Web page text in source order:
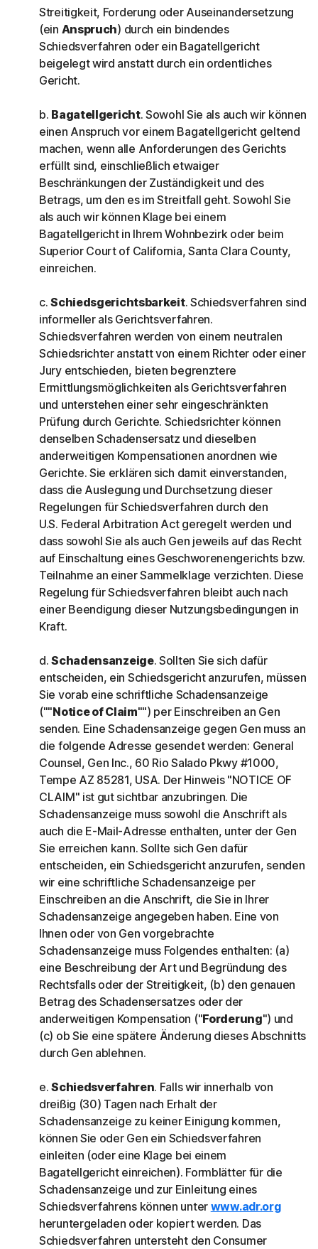
Streitigkeit, Forderung oder Auseinandersetzung
(ein Anspruch) durch ein bindendes
Schiedsverfahren oder ein Bagatellgericht
beigelegt wird anstatt durch ein ordentliches
Gericht.
b. Bagatellgericht. Sowohl Sie als auch wir können
einen Anspruch vor einem Bagatellgericht geltend
machen, wenn alle Anforderungen des Gerichts
erfüllt sind, einschließlich etwaiger
Beschränkungen der Zuständigkeit und des
Betrags, um den es im Streitfall geht. Sowohl Sie
als auch wir können Klage bei einem
Bagatellgericht in Ihrem Wohnbezirk oder beim
Superior Court of California, Santa Clara County,
einreichen.
c.Schiedsgerichtsbarkeit. Schiedsverfahren sind
informeller als Gerichtsverfahren.
Schiedsverfahren werden von einem neutralen
Schiedsrichter anstatt von einem Richter oder einer
Jury entschieden, bieten begrenztere
Ermittlungsmöglichkeiten als Gerichtsverfahren
und unterstehen einer sehr eingeschränkten
Prüfung durch Gerichte. Schiedsrichter können
denselben Schadensersatz und dieselben
anderweitigen Kompensationen anordnen wie
Gerichte. Sie erklären sich damit einverstanden,
dass die Auslegung und Durchsetzung dieser
Regelungen für Schiedsverfahren durch den
U.S. Federal Arbitration Act geregelt werden und
dass sowohl Sie als auch Gen jeweils auf das Recht
auf Einschaltung eines Geschworenengerichts bzw.
Teilnahme an einer Sammelklage verzichten. Diese
Regelung für Schiedsverfahren bleibt auch nach
einer Beendigung dieser Nutzungsbedingungen in
Kraft.
d.Schadensanzeige. Sollten Sie sich dafür
entscheiden, ein Schiedsgericht anzurufen, müssen
Sie vorab eine schriftliche Schadensanzeige
(""Notice of Claim"") per Einschreiben an Gen
senden. Eine Schadensanzeige gegen Gen muss an
die folgende Adresse gesendet werden: General
Counsel, Gen Inc., 60 Rio Salado Pkwy #1000,
Tempe AZ 85281, USA. Der Hinweis "NOTICE OF
CLAIM" ist gut sichtbar anzubringen. Die
Schadensanzeige muss sowohl die Anschrift als
auch die E-Mail-Adresse enthalten, unter der Gen
Sie erreichen kann. Sollte sich Gen dafür
entscheiden, ein Schiedsgericht anzurufen, senden
wir eine schriftliche Schadensanzeige per
Einschreiben an die Anschrift, die Sie in Ihrer
Schadensanzeige angegeben haben. Eine von
Ihnen oder von Gen vorgebrachte
Schadensanzeige muss Folgendes enthalten: (a)
eine Beschreibung der Art und Begründung des
Rechtsfalls oder der Streitigkeit, (b) den genauen
Betrag des Schadensersatzes oder der
anderweitigen Kompensation ("Forderung") und
(c) ob Sie eine spätere Änderung dieses Abschnitts
durch Gen ablehnen.
e.Schiedsverfahren. Falls wir innerhalb von
dreißig (30) Tagen nach Erhalt der
Schadensanzeige zu keiner Einigung kommen,
können Sie oder Gen ein Schiedsverfahren
einleiten (oder eine Klage bei einem
Bagatellgericht einreichen). Formblätter für die
Schadensanzeige und zur Einleitung eines
Schiedsverfahrens können unter www.adr.org
heruntergeladen oder kopiert werden. Das
Schiedsverfahren untersteht den Consumer